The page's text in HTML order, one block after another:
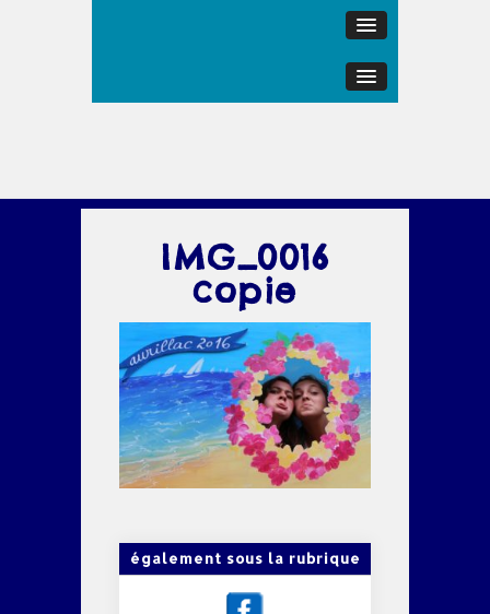
IMG_0016
copie
également sous la rubrique